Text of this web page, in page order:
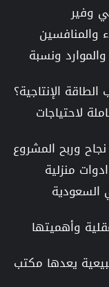
وفير
والمنافسين
ونسبة
الإنتاجية؟
لاحتياجات
وربح المشروع
منزلية
وأهميتها
يعدها مكتب